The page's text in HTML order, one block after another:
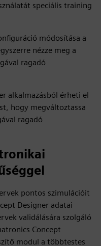
speciális training
módosítása a
nézze meg a
ragadó
alkalmazásból érheti el
hogy megváltoztassa
ragadó
pontos szimulációit
Designer adatai
validálására szolgáló
Concept
modul a többtestes